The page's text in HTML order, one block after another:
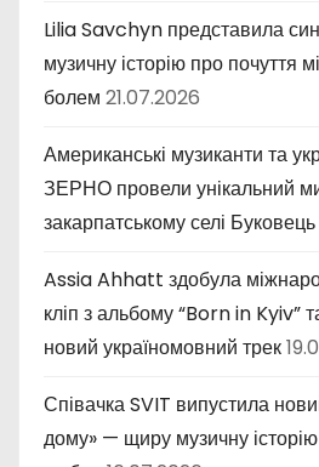
Lilia Savchyn представила
музичну історію про почуття
болем 21.07.2026
Американські музиканти та
ЗЕРНО провели унікальний
закарпатському селі Буковець
Assia Ahhatt здобула
кліп з альбому “Born in Kyiv”
новий україномовний трек
Співачка SVIT випустила
дому» — щиру музичну історію